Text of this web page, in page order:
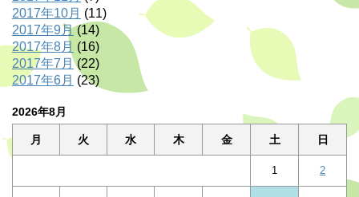
2017年10月 (11)
2017年9月(14)
2017年8月 (16)
2017年7月(22)
2017年6月 (23)
2026年8月
月 火 水 木 金 土 日
1 2